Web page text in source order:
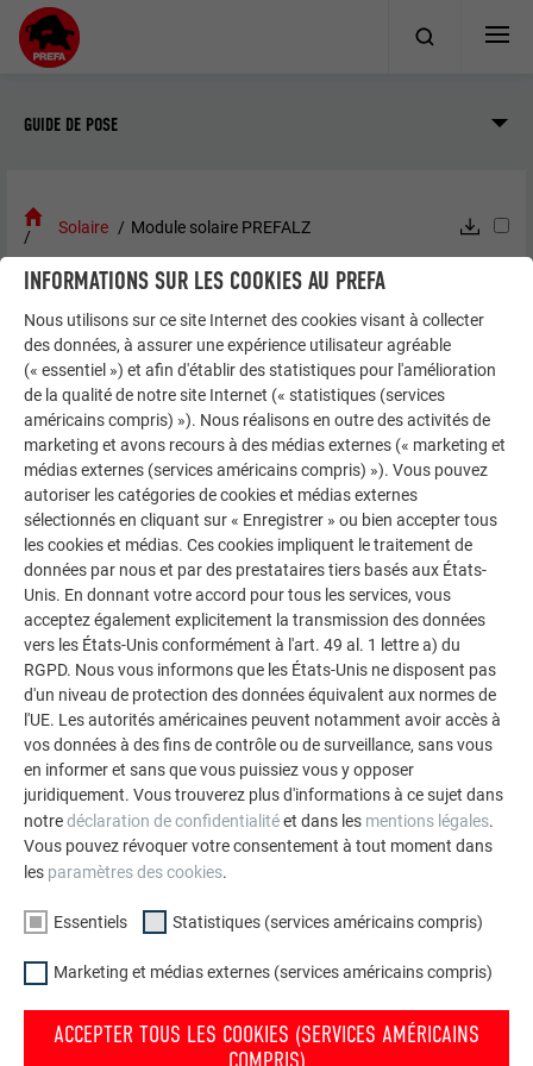
GUIDE DE POSE
Solaire Module solaire PREFALZ
MODULE SOLAIRE PREFALZ
GUIDE DE POSE
Informations générales
Information produit
RETOUR SUIVANT
L’ENTREPRISE FAMILIALE | PREFA
À propos de nous
Offres d’emploi
Presse
Conformité
NOUS VOUS OFFRONS NOTRE AIDE
Questions & Réponses
Commander des prospectus
Contact
INFORMATIONS SUR LES COOKIES AU PREFA
Nous utilisons sur ce site Internet des cookies visant à collecter
des données, à assurer une expérience utilisateur agréable
(« essentiel ») et afin d'établir des statistiques pour l'amélioration
de la qualité de notre site Internet (« statistiques (services
américains compris) »). Nous réalisons en outre des activités de
marketing et avons recours à des médias externes (« marketing et
médias externes (services américains compris) »). Vous pouvez
autoriser les catégories de cookies et médias externes
sélectionnés en cliquant sur « Enregistrer » ou bien accepter tous
les cookies et médias. Ces cookies impliquent le traitement de
données par nous et par des prestataires tiers basés aux États-
Unis. En donnant votre accord pour tous les services, vous
acceptez également explicitement la transmission des données
vers les États-Unis conformément à l'art. 49 al. 1 lettre a) du
RGPD. Nous vous informons que les États-Unis ne disposent pas
d'un niveau de protection des données équivalent aux normes de
l'UE. Les autorités américaines peuvent notamment avoir accès à
vos données à des fins de contrôle ou de surveillance, sans vous
en informer et sans que vous puissiez vous y opposer
juridiquement. Vous trouverez plus d'informations à ce sujet dans
notredéclaration de confidentialitéet dans les mentions légales.
Vous pouvez révoquer votre consentement à tout moment dans
les paramètres des cookies.
Essentiels Statistiques (services américains compris)
Marketing et médias externes (services américains compris)
ACCEPTER TOUS LES COOKIES (SERVICES AMÉRICAINS